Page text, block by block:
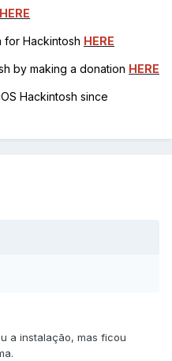
HERE
for Hackintosh HERE
by making a donation HERE
Hackintosh since
a instalação, mas ficou